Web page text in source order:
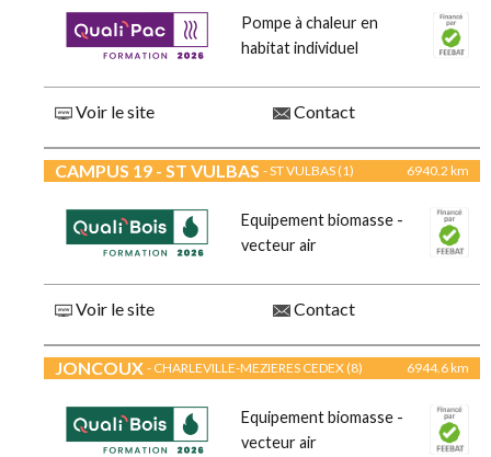
Pompe à chaleur en
habitat individuel
Voir le site Contact
CAMPUS 19 - ST VULBAS - ST VULBAS (1) 6940.2 km
Equipement biomasse -
vecteur air
Voir le site Contact
JONCOUX - CHARLEVILLE-MEZIERES CEDEX (8) 6944.6 km
Equipement biomasse -
vecteur air